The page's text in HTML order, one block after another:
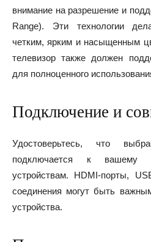
внимание на разрешение и
Range). Эти технологии
четким, ярким и насыщенным
телевизор также должен
для полноценного
Подключение и
Удостоверьтесь, что
подключается к вашему
устройствам. HDMI-порты,
соединения могут быть
устройства.